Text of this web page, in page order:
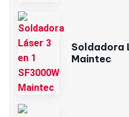
Soldadora
Maintec